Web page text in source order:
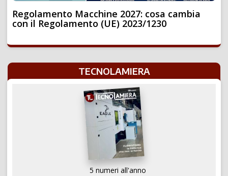
Regolamento Macchine 2027: cosa cambia
con il Regolamento (UE) 2023/1230
TECNOLAMIERA
5 numeri all'anno